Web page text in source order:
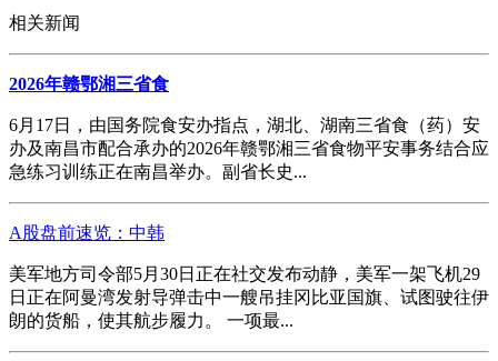
相关新闻
2026年赣鄂湘三省食
6月17日，由国务院食安办指点，湖北、湖南三省食（药）安
办及南昌市配合承办的2026年赣鄂湘三省食物平安事务结合应
急练习训练正在南昌举办。副省长史...
A股盘前速览：中韩
美军地方司令部5月30日正在社交发布动静，美军一架飞机29
日正在阿曼湾发射导弹击中一艘吊挂冈比亚国旗、试图驶往伊
朗的货船，使其航步履力。 一项最...